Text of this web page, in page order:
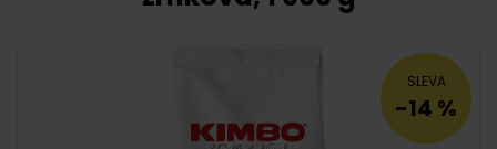
SLEVA
-14 %